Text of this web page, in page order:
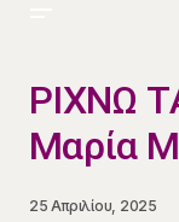
ΡΙΧΝΩ
Μαρία
25 Απριλίου, 2025